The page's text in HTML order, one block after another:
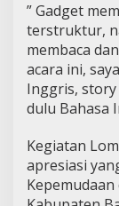
” Gadget
terstruktur,
membaca
acara ini,
Inggris,
dulu Bahasa
Kegiatan
apresiasi